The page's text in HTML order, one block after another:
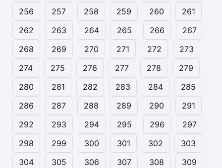
256
257 258 259 260
261
262
263 264 265 266
267
268
269 270 271 272
273
274
275 276 277 278
279
280
281 282 283 284
285
286
287 288 289 290
291
292
293 294 295 296
297
298
299 300 301 302
303
304
305 306 307 308
309